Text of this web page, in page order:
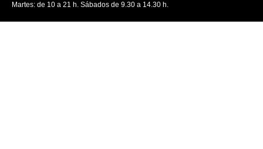
Martes: de 10 a 21 h. Sábados de 9.30 a 14.30 h.